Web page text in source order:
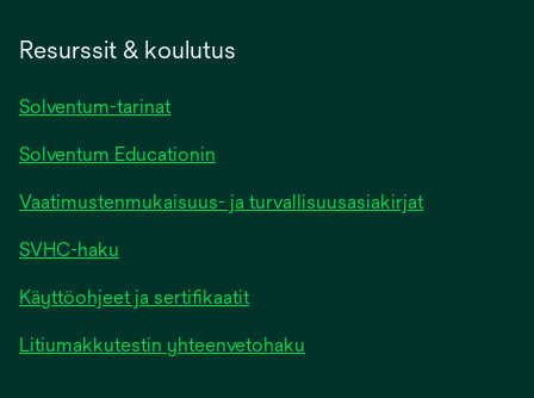
Resurssit & koulutus
Solventum-tarinat
Solventum Educationin
Vaatimustenmukaisuus- ja turvallisuusasiakirjat
SVHC-haku
Käyttöohjeet ja sertifikaatit
Litiumakkutestin yhteenvetohaku